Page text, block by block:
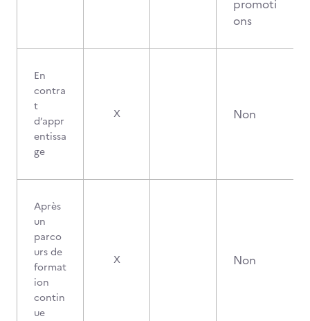
promoti
ons
En
contra
t
d’appr
entissa
ge
X Non
Après
un
parco
urs de
format
ion
contin
ue
X Non